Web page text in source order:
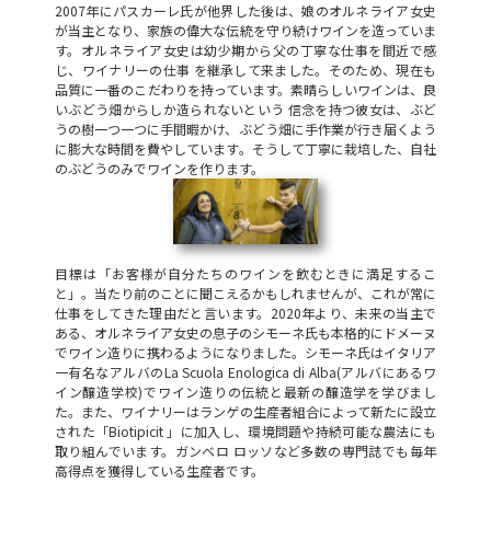
2007年にパスカーレ氏が他界した後は、娘のオルネライア女史
が当主となり、家族の偉大な伝統を守り続けワインを造っていま
す。オルネライア女史は幼少期から父の丁寧な仕事を間近で感
じ、ワイナリーの仕事 を継承して来ました。そのため、現在も
品質に一番のこだわりを持っています。素晴らしいワインは、良
いぶどう畑からしか造られないという 信念を持つ彼女は、ぶど
うの樹一つ一つに手間暇かけ、ぶどう畑に手作業が行き届くよう
に膨大な時間を費やしています。そうして丁寧に栽培した、自社
のぶどうのみでワインを作ります。
目標は「お客様が自分たちのワインを飲むときに満足するこ
と」。当たり前のことに聞こえるかもしれませんが、これが常に
仕事をしてきた理由だと言います。2020年より、未来の当主で
ある、オルネライア女史の息子のシモーネ氏も本格的にドメーヌ
でワイン造りに携わるようになりました。シモーネ氏はイタリア
一有名なアルバのLa Scuola Enologica di Alba(アルバにあるワ
イン醸造学校)でワイン造りの伝統と最新の醸造学を学びまし
た。また、ワイナリーはランゲの生産者組合によって新たに設立
された「Biotipicit 」に加入し、環境問題や持続可能な農法にも
取り組んでいます。ガンベロ ロッソなど多数の専門誌でも毎年
高得点を獲得している生産者です。